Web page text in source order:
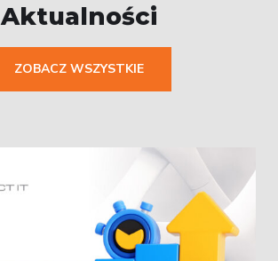
Aktualności
ZOBACZ WSZYSTKIE